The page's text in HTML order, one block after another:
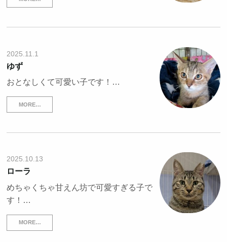
2025.11.1
ゆず
おとなしくて可愛い子です！…
MORE…
2025.10.13
ローラ
めちゃくちゃ甘えん坊で可愛すぎる子で
す！…
MORE…